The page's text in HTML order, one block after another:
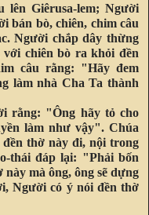
lên Giêrusa-lem; Người
bán bò, chiên, chim câu
c. Người chắp dây thừng
với chiên bò ra khỏi đền
câu rằng: "Hãyđem
làm nhà Cha Ta thành
rằng: "Ông hãy tỏ cho
n làm như vậy". Chúa
đền thờ này đi, nội trong
thái đáp lại: "Phải bốn
này mà ông, ông sẽ dựng
i, Người có ý nói đền thờ